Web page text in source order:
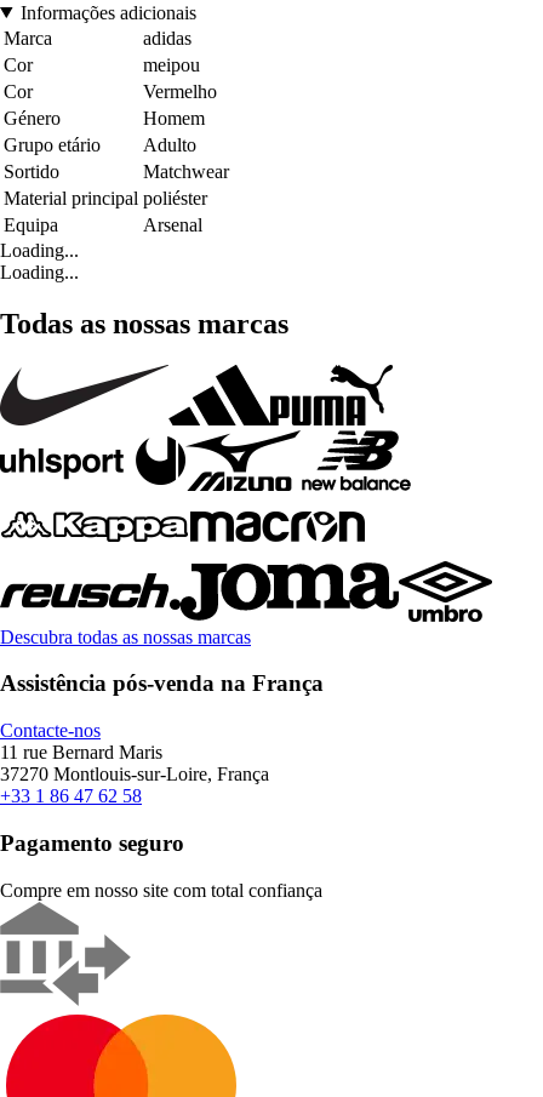
Informações adicionais
Marca
adidas
Cor
meipou
Cor
Vermelho
Género
Homem
Grupo etário
Adulto
Sortido
Matchwear
Material principal poliéster
Equipa
Arsenal
Loading...
Loading...
Todas as nossas marcas
Descubra todas as nossas marcas
Assistência pós-venda na França
Contacte-nos
11 rue Bernard Maris
37270 Montlouis-sur-Loire, França
+33 1 86 47 62 58
Pagamento seguro
Compre em nosso site com total confiança